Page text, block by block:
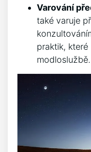
Varování
také varuje
praktik,
modloslužbě.